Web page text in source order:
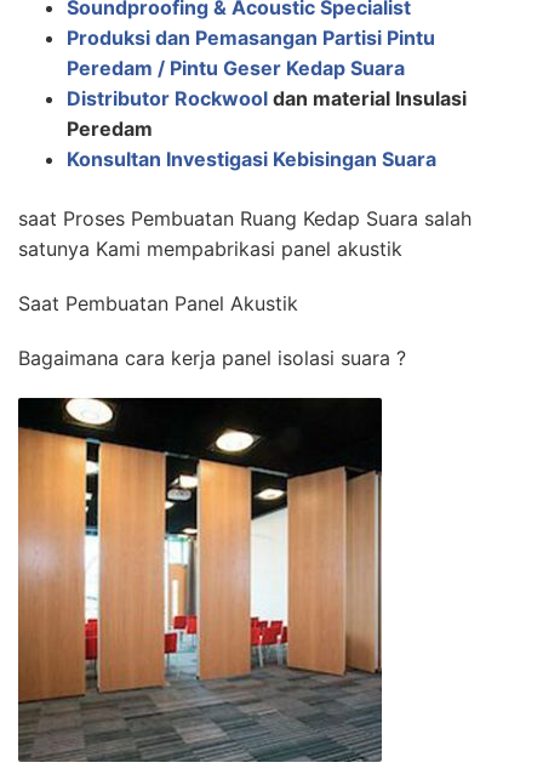
Soundproofing & Acoustic Specialist
Produksi dan Pemasangan Partisi Pintu
Peredam / Pintu Geser Kedap Suara
Distributor Rockwool dan material Insulasi
Peredam
Konsultan Investigasi Kebisingan Suara
saat Proses Pembuatan Ruang Kedap Suara salah
satunya Kami mempabrikasi panel akustik
Saat Pembuatan Panel Akustik
Bagaimana cara kerja panel isolasi suara ?